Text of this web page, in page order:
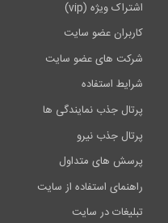
اشتراک ویژه (vip)
کاربران عضو سایت
شرکت های عضو سایت
شرایط استفاده
پرتال جذب نمایندگی ها
پرتال جذب نیرو
پرسش های متداول
راهنمای استفاده از سایت
تبلیغات در سایت